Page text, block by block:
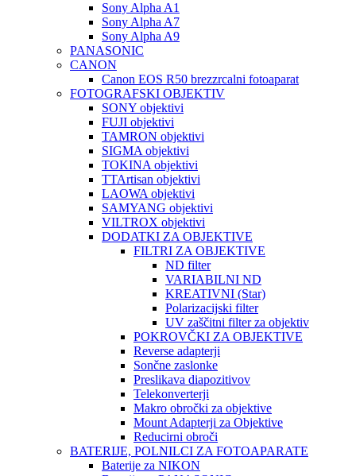
Sony Alpha A1
Sony Alpha A7
Sony Alpha A9
PANASONIC
CANON
Canon EOS R50 brezzrcalni fotoaparat
FOTOGRAFSKI OBJEKTIV
SONY objektivi
FUJI objektivi
TAMRON objektivi
SIGMA objektivi
TOKINA objektivi
TTArtisan objektivi
LAOWA objektivi
SAMYANG objektivi
VILTROX objektivi
DODATKI ZA OBJEKTIVE
FILTRI ZA OBJEKTIVE
ND filter
VARIABILNI ND
KREATIVNI (Star)
Polarizacijski filter
UV zaščitni filter za objektiv
POKROVČKI ZA OBJEKTIVE
Reverse adapterji
Sončne zaslonke
Preslikava diapozitivov
Telekonverterji
Makro obročki za objektive
Mount Adapterji za Objektive
Reducirni obroči
BATERIJE, POLNILCI ZA FOTOAPARATE
Baterije za NIKON